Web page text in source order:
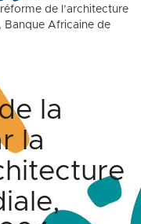
de l’architecture
Banque Africaine de
la
la